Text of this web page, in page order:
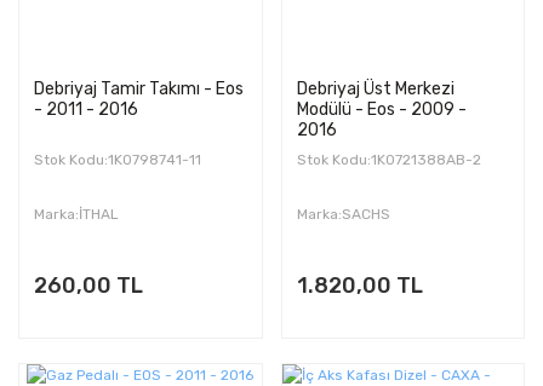
Debriyaj Tamir Takımı - Eos
- 2011 - 2016
Stok Kodu:1K0798741-11
Marka:İTHAL
260,00 TL
Debriyaj Üst Merkezi
Modülü - Eos - 2009 -
2016
Stok Kodu:1K0721388AB-2
Marka:SACHS
1.820,00 TL